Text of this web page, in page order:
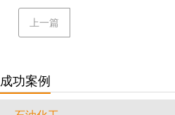
上一篇
成功案例